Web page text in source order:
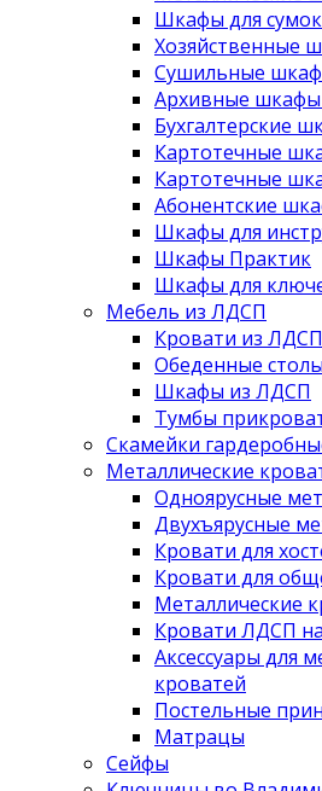
Шкафы для
Хозяйственные
Сушильные
Архивные
Бухгалтерские
Картотечные
Картотечные
Абонентские
Шкафы для
Шкафы Практик
Шкафы для
Мебель из ЛДСП
Кровати из ЛДСП
Обеденные столы
Шкафы из ЛДСП
Тумбы
Скамейки
Металлические
Одноярусные
Двухъярусные
Кровати для
Кровати для
Металлические
Кровати ЛДСП
Аксессуары для
кроватей
Постельные
Матрацы
Сейфы